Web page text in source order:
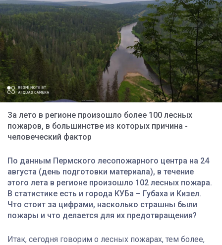
За лето в регионе произошло более 100 лесных
пожаров, в большинстве из которых причина -
человеческий фактор
По данным Пермского лесопожарного центра на 24
августа (день подготовки материала), в течение
этого лета в регионе произошло 102 лесных пожара.
В статистике есть и города КУБа – Губаха и Кизел.
Что стоит за цифрами, насколько страшны были
пожары и что делается для их предотвращения?
Итак, сегодня говорим о лесных пожарах, тем более,